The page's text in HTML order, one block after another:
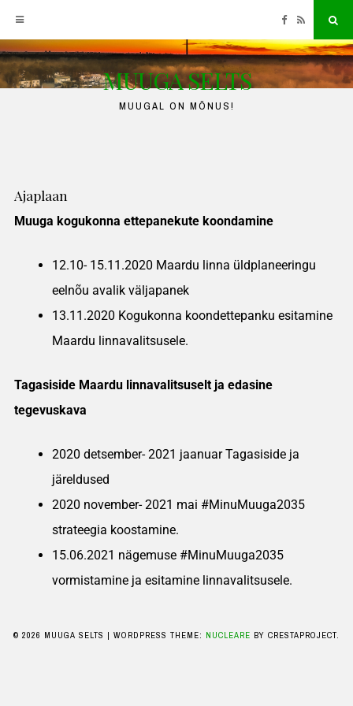
MUUGA SELTS
MUUGAL ON MÕNUS!
Ajaplaan
Muuga kogukonna ettepanekute koondamine
12.10- 15.11.2020 Maardu linna üldplaneeringu
eelnõu avalik väljapanek
13.11.2020 Kogukonna koondettepanku esitamine
Maardu linnavalitsusele.
Tagasiside Maardu linnavalitsuselt ja edasine
tegevuskava
2020 detsember- 2021 jaanuar Tagasiside ja
järeldused
2020 november- 2021 mai #MinuMuuga2035
strateegia koostamine.
15.06.2021 nägemuse #MinuMuuga2035
vormistamine ja esitamine linnavalitsusele.
© 2026 MUUGA SELTS | WORDPRESS THEME: NUCLEARE BY CRESTAPROJECT.